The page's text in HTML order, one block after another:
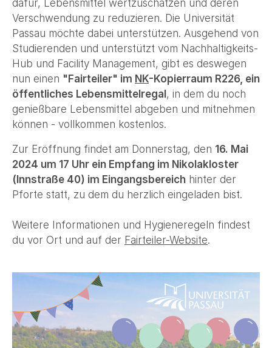
dafür, Lebensmittel wertzuschätzen und deren
Verschwendung zu reduzieren. Die Universität
Passau möchte dabei unterstützen. Ausgehend von
Studierenden und unterstützt vom Nachhaltigkeits-
Hub und Facility Management, gibt es deswegen
nun einen "Fairteiler" im NK-Kopierraum R226, ein
öffentliches Lebensmittelregal , in dem du noch
genießbare Lebensmittel abgeben und mitnehmen
können - vollkommen kostenlos.
Zur Eröffnung findet am Donnerstag, den 16. Mai
2024 um 17 Uhr ein Empfang im Nikolakloster
(Innstraße 40) im Eingangsbereich hinter der
Pforte statt, zu dem du herzlich eingeladen bist.
Weitere Informationen und Hygieneregeln findest
du vor Ort und auf der Fairteiler-Website.